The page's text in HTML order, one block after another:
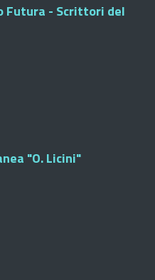
Futura - Scrittori del
"O. Licini"